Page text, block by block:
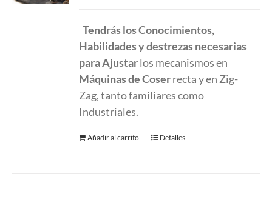
Tendrás los Conocimientos,
Habilidades y destrezas necesarias
para Ajustarlos mecanismos en
Máquinas de Coserrecta y en Zig-
Zag, tanto familiares como
Industriales.
Añadir al carrito Detalles